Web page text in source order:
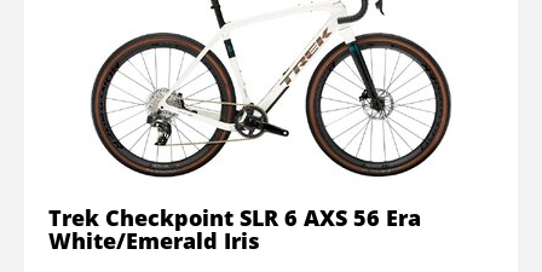
Trek Checkpoint SLR 6 AXS 56 Era
White/Emerald Iris